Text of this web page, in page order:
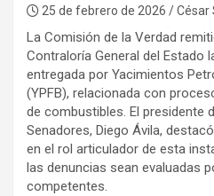
25 de febrero de 2026 / César
La Comisión de la Verdad
Contraloría General del Estado
entregada por Yacimientos
(YPFB), relacionada con
de combustibles. El presidente
Senadores, Diego Ávila,
en el rol articulador de esta
las denuncias sean evaluadas
competentes.